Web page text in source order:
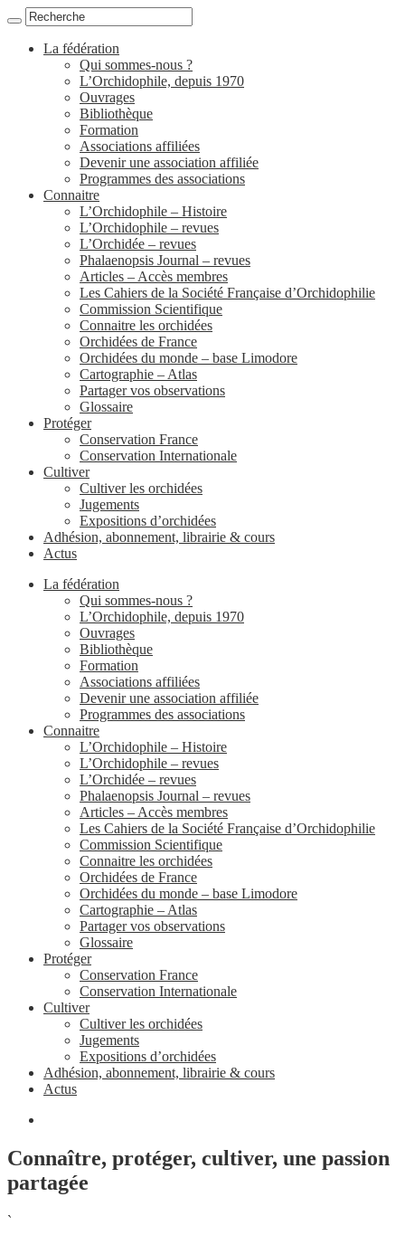
La fédération
Qui sommes-nous ?
L’Orchidophile, depuis 1970
Ouvrages
Bibliothèque
Formation
Associations affiliées
Devenir une association affiliée
Programmes des associations
Connaitre
L’Orchidophile – Histoire
L’Orchidophile – revues
L’Orchidée – revues
Phalaenopsis Journal – revues
Articles – Accès membres
Les Cahiers de la Société Française d’Orchidophilie
Commission Scientifique
Connaitre les orchidées
Orchidées de France
Orchidées du monde – base Limodore
Cartographie – Atlas
Partager vos observations
Glossaire
Protéger
Conservation France
Conservation Internationale
Cultiver
Cultiver les orchidées
Jugements
Expositions d’orchidées
Adhésion, abonnement, librairie & cours
Actus
La fédération
Qui sommes-nous ?
L’Orchidophile, depuis 1970
Ouvrages
Bibliothèque
Formation
Associations affiliées
Devenir une association affiliée
Programmes des associations
Connaitre
L’Orchidophile – Histoire
L’Orchidophile – revues
L’Orchidée – revues
Phalaenopsis Journal – revues
Articles – Accès membres
Les Cahiers de la Société Française d’Orchidophilie
Commission Scientifique
Connaitre les orchidées
Orchidées de France
Orchidées du monde – base Limodore
Cartographie – Atlas
Partager vos observations
Glossaire
Protéger
Conservation France
Conservation Internationale
Cultiver
Cultiver les orchidées
Jugements
Expositions d’orchidées
Adhésion, abonnement, librairie & cours
Actus
Connaître, protéger, cultiver, une passion
partagée
`